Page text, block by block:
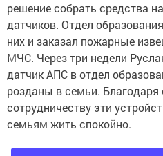
решение собрать средства
датчиков. Отдел
них и заказал пожарные
МЧС. Через три недели
датчик АПС в отдел
розданы в семьи. Благодаря
сотрудничеству эти
семьям жить спокойно.